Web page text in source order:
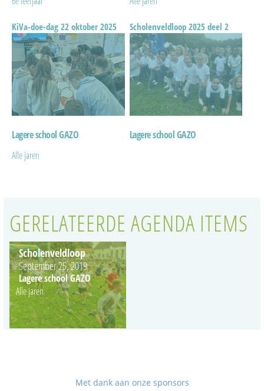
KiVa-doe-dag 22 oktober 2025
Lagere school GAZO
Alle jaren
Scholenveldloop 2025 deel 2
Lagere school GAZO
GERELATEERDE AGENDA ITEMS
Scholenveldloop
September 25, 2019
Lagere school GAZO
Alle jaren
Met dank aan onze sponsors